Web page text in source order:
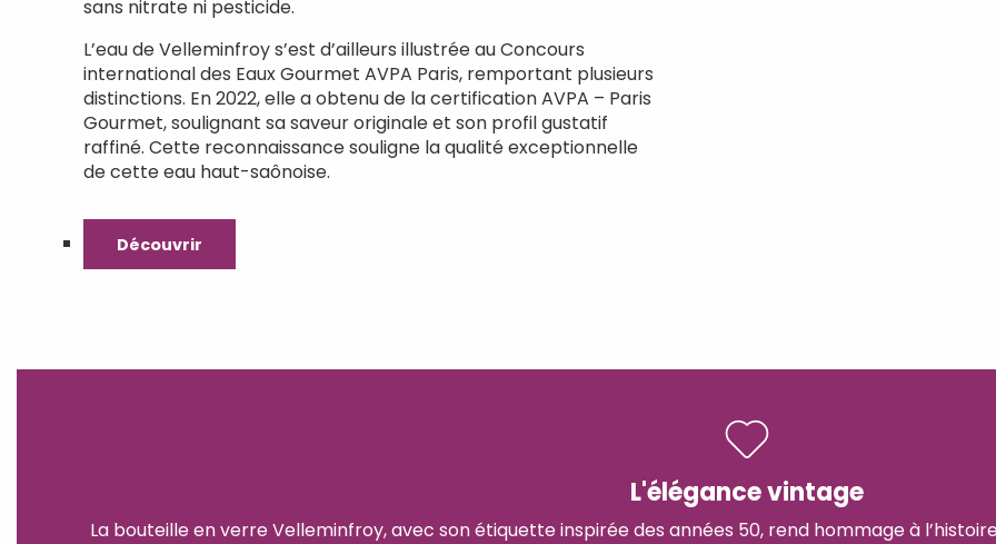
sans nitrate ni pesticide.
L’eau de Velleminfroy s’est d’ailleurs illustrée au Concours
international des Eaux Gourmet AVPA Paris, remportant plusieurs
distinctions. En 2022, elle a obtenu de la certification AVPA – Paris
Gourmet, soulignant sa saveur originale et son profil gustatif
raffiné. Cette reconnaissance souligne la qualité exceptionnelle
de cette eau haut-saônoise.
Découvrir
L'élégance vintage
La bouteille en verre Velleminfroy, avec son étiquette inspirée des années 50, rend hommage à